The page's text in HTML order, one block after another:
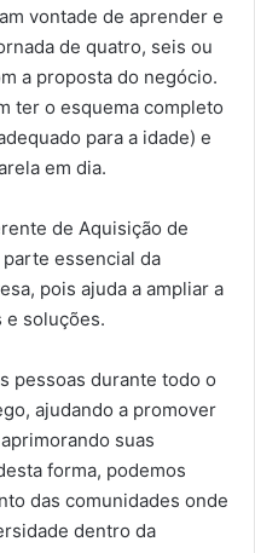
vontade de aprender e
de quatro, seis ou
a proposta do negócio.
ter o esquema completo
para a idade) e
em dia.
de Aquisição de
essencial da
pois ajuda a ampliar a
e soluções.
pessoas durante todo o
ajudando a promover
suas
forma, podemos
das comunidades onde
dentro da